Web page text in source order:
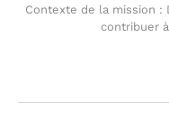
Contexte de la mission :
contribuer